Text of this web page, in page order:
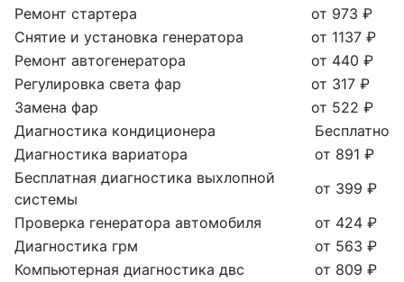
Ремонт стартера
от 973 ₽
Снятие и установка генератора
от 1137 ₽
Ремонт автогенератора
от 440 ₽
Регулировка света фар
от 317 ₽
Замена фар
от 522 ₽
Диагностика кондиционера
Бесплатно
Диагностика вариатора
от 891 ₽
Бесплатная диагностика выхлопной
системы
от 399 ₽
Проверка генератора автомобиля
от 424 ₽
Диагностика грм
от 563 ₽
Компьютерная диагностика двс
от 809 ₽